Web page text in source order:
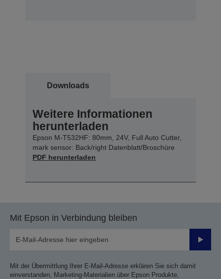
Downloads
Weitere Informationen
herunterladen
Epson M-T532HF: 80mm, 24V, Full Auto Cutter,
mark sensor: Back/right Datenblatt/Broschüre
PDF herunterladen
Mit Epson in Verbindung bleiben
Mit der Übermittlung Ihrer E-Mail-Adresse erklären Sie sich damit
einverstanden, Marketing-Materialien über Epson Produkte,